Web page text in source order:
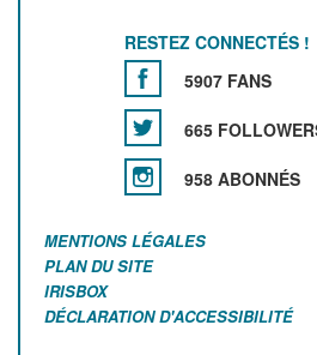
RESTEZ CONNECTÉS !
5907 FANS
665
958 ABONNÉS
MENTIONS LÉGALES
PLAN DU SITE
IRISBOX
DÉCLARATION D'ACCESSIBILITÉ